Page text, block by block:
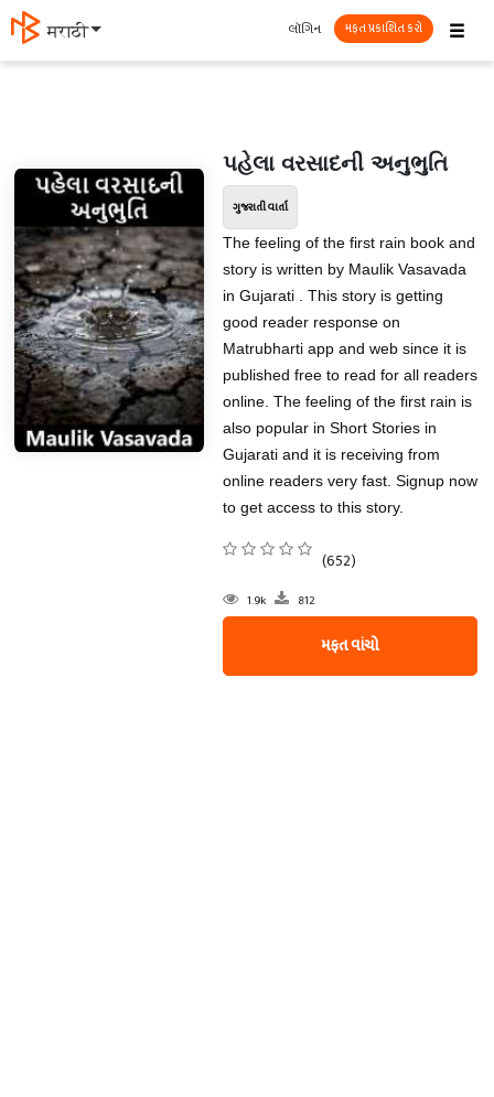
मराठी ☰
લૉગિન મફત પ્રકાશિત કરો
પહેલા વરસાદની અનુભુતિ
ગુજરાતી વાર્તા
The feeling of the first rain book and
story is written by Maulik Vasavada
in Gujarati . This story is getting
good reader response on
Matrubharti app and web since it is
published free to read for all readers
online. The feeling of the first rain is
also popular in Short Stories in
Gujarati and it is receiving from
online readers very fast. Signup now
to get access to this story.
(652)
1.9k 812
મફત વાંચો